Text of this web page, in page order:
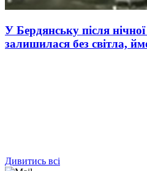
У Бердянську після
залишилася без світла,
Дивитись всі